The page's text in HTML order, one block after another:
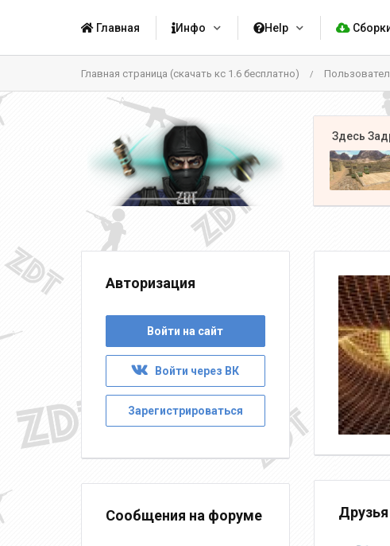
Главная Инфо Help
Главная страница (скачать кс 1.6 бесплатно) /
Друзья
Авторизация
Войти на сайт
Войти через ВК
Зарегистрироваться
Сообщения на форуме